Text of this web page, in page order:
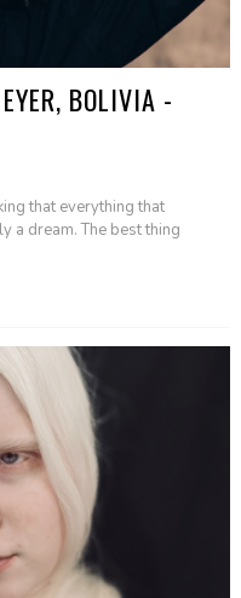
BOLIVIA -
that everything that
a dream. The best thing